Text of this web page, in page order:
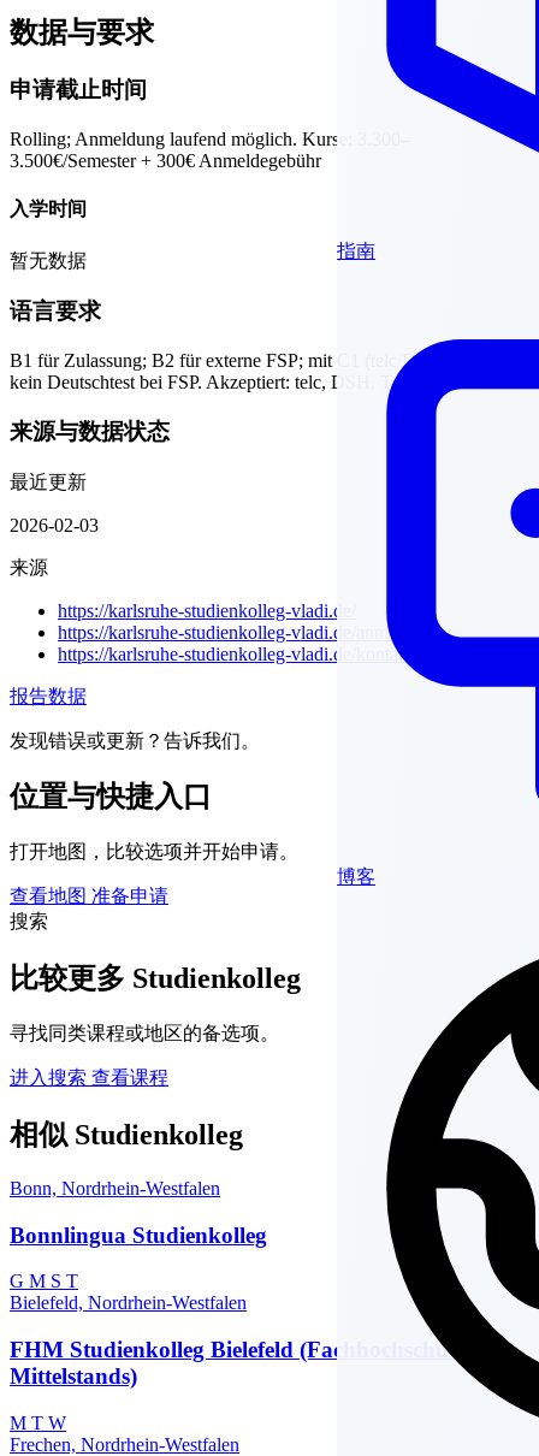
指南
博客
数据与要求
申请截止时间
Rolling; Anmeldung laufend möglich. Kurse: 3.300–
3.500€/Semester + 300€ Anmeldegebühr
入学时间
暂无数据
语言要求
B1 für Zulassung; B2 für externe FSP; mit C1 (telc/DSH/TestDaF):
kein Deutschtest bei FSP. Akzeptiert: telc, DSH, TestDaF
来源与数据状态
最近更新
2026-02-03
来源
https://karlsruhe-studienkolleg-vladi.de/
https://karlsruhe-studienkolleg-vladi.de/anmeldung/
https://karlsruhe-studienkolleg-vladi.de/kontakt/
报告数据
发现错误或更新？告诉我们。
位置与快捷入口
打开地图，比较选项并开始申请。
查看地图 准备申请
搜索
比较更多 Studienkolleg
寻找同类课程或地区的备选项。
进入搜索 查看课程
相似 Studienkolleg
Bonn, Nordrhein-Westfalen
Bonnlingua Studienkolleg
G M S T
Bielefeld, Nordrhein-Westfalen
FHM Studienkolleg Bielefeld (Fachhochschule des
Mittelstands)
M T W
Frechen, Nordrhein-Westfalen